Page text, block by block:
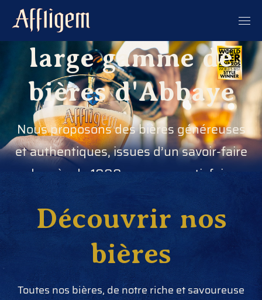
Découvrez notre
large gamme de
bières d'Abbaye
Nous proposons des bières généreuses
et authentiques, issues d’un savoir-faire
de près de 1000 ans, pour satisfaire
toutes les papilles
Découvrir nos
bières
Toutes nos bières, de notre riche et savoureuse